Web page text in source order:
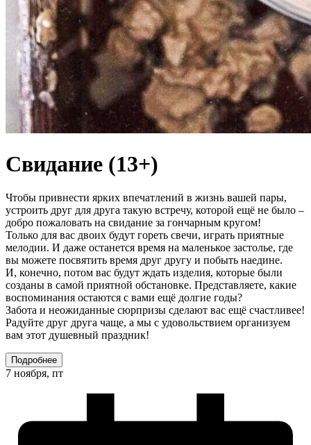
Свидание (13+)
Чтобы привнести ярких впечатлений в жизнь вашей пары,
устроить друг для друга такую встречу, которой ещё не было –
добро пожаловать на свидание за гончарным кругом!
Только для вас двоих будут гореть свечи, играть приятные
мелодии. И даже останется время на маленькое застолье, где
вы можете посвятить время друг другу и побыть наедине.
И, конечно, потом вас будут ждать изделия, которые были
созданы в самой приятной обстановке. Представляете, какие
воспоминания остаются с вами ещё долгие годы?
Забота и неожиданные сюрпризы сделают вас ещё счастливее!
Радуйте друг друга чаще, а мы с удовольствием организуем
вам этот душевный праздник!
Подробнее
7 ноября, пт